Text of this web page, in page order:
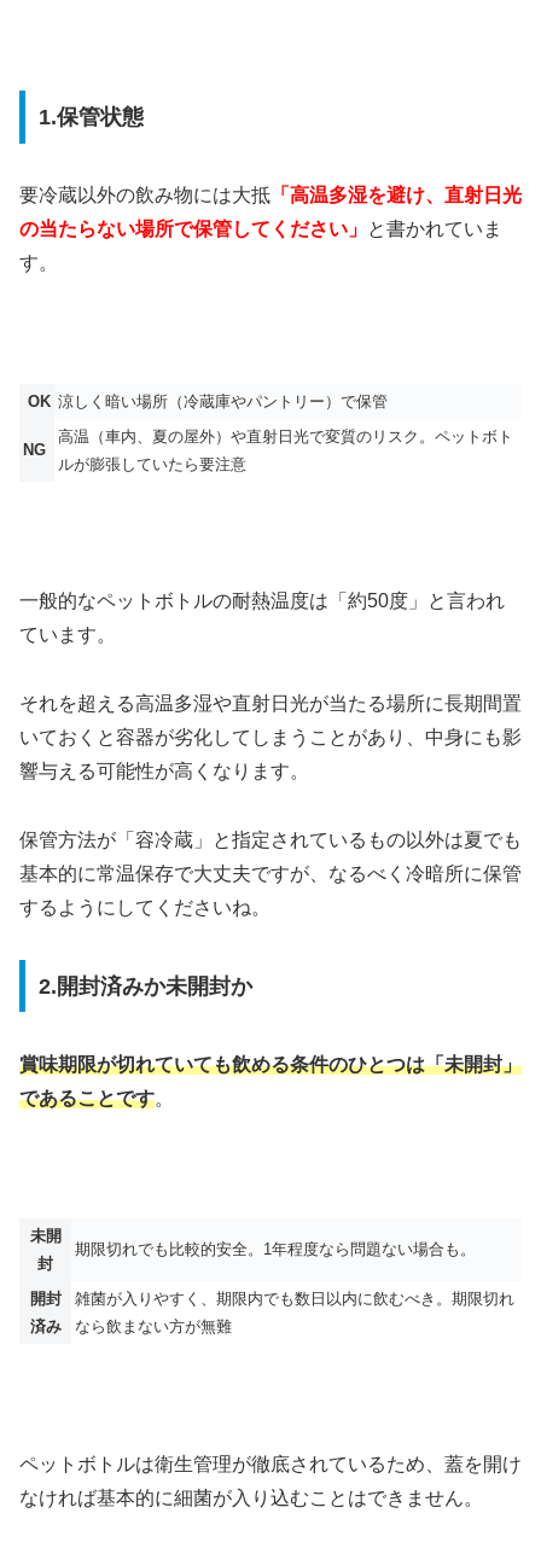
1.保管状態
要冷蔵以外の飲み物には大抵 「高温多湿を避け、直射日光
の当たらない場所で保管してください」 と書かれていま
す。
OK 涼しく暗い場所（冷蔵庫やパントリー）で保管
NG
高温（車内、夏の屋外）や直射日光で変質のリスク。ペットボト
ルが膨張していたら要注意
一般的なペットボトルの耐熱温度は「約50度」と言われ
ています。
それを超える高温多湿や直射日光が当たる場所に長期間置
いておくと容器が劣化してしまうことがあり、中身にも影
響与える可能性が高くなります。
保管方法が「容冷蔵」と指定されているもの以外は夏でも
基本的に常温保存で大丈夫ですが、なるべく冷暗所に保管
するようにしてくださいね。
2.開封済みか未開封か
賞味期限が切れていても飲める条件のひとつは「未開封」
であることです。
未開
封
期限切れでも比較的安全。1年程度なら問題ない場合も。
開封
済み
雑菌が入りやすく、期限内でも数日以内に飲むべき。期限切れ
なら飲まない方が無難
ペットボトルは衛生管理が徹底されているため、蓋を開け
なければ基本的に細菌が入り込むことはできません。